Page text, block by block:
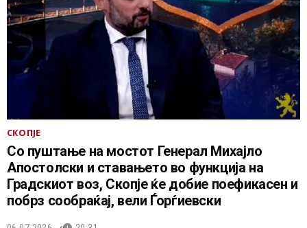
СКОПЈЕ
Со пуштање на мостот Генерал Михајло
Апостолски и ставањето во функција на
Градскиот воз, Скопје ќе добие поефикасен и
побрз сообраќај, вели Ѓорѓиевски